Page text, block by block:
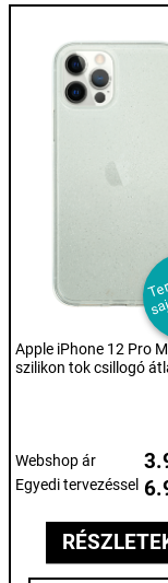
Apple iPhone 12 Pro
szilikon tok csillogó
Webshop ár
Egyedi tervezéssel